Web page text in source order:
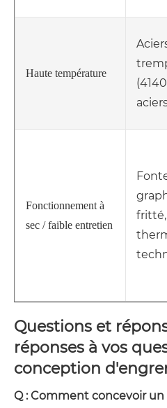
Haute température
Fonctionnement à
sec / faible entretien
fritté,
Questions et
réponses à vos
conception
Q : Comment concevoir